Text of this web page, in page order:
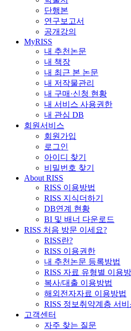
단행본
연구보고서
공개강의
MyRISS
내 추천논문
내 책장
내 최근 본 논문
내 저작물관리
내 구매·신청 현황
내 서비스 사용권한
내 관심 DB
회원서비스
회원가입
로그인
아이디 찾기
비밀번호 찾기
About RISS
RISS 이용방법
RISS 지식더하기
DB연계 현황
BI 및 배너 다운로드
RISS 처음 방문 이세요?
RISS란?
RISS 이용권한
내 추천논문 등록방법
RISS 자료 유형별 이용
복사/대출 이용방법
해외전자자료 이용방법
RISS 정보취약계층 서
고객센터
자주 찾는 질문